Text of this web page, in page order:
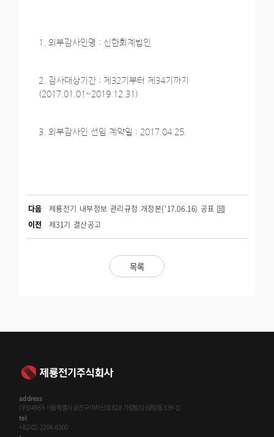
1. 외부감사인명 : 신한회계법인
2. 감사대상기간 : 제32기부터 제34기까지
(2017.01.01~2019.12.31)
3. 외부감사인 선임 계약일 : 2017.04.25.
목록
다음
제룡전기 내부정보 관리규정 개정본('17.06.16) 공표
이전 제31기 결산공고
address
(우)04969 서울특별시 광진구 아차산로 628 가람빌딩 (광장동 339-1)
tel
+82-02-2204-6300